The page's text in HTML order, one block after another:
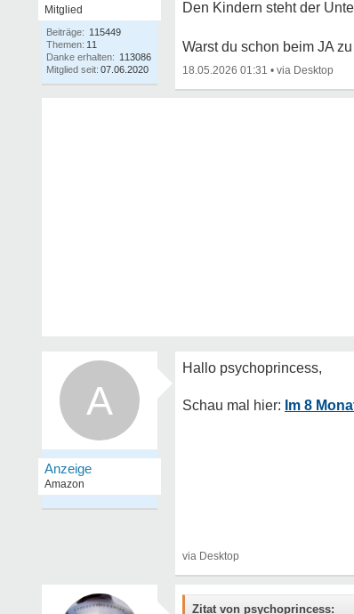
Mitglied
Beiträge: 115449
Themen: 11
Danke erhalten: 113086
Mitglied seit: 07.06.2020
Den Kindern steht der
Warst du schon beim JA
18.05.2026 01:31 •
A Im 8
Zitat von psychoprincess: